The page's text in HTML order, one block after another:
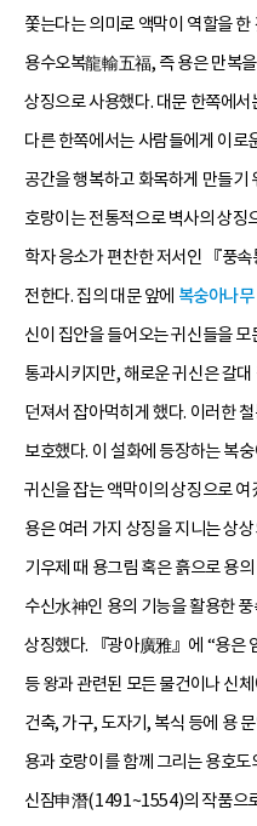
쫓는다는 의미로 액막이 역할을
용수오복龍輸五福, 즉 용은 만복
상징으로 사용했다. 대문 한쪽에
다른 한쪽에서는 사람들에게 이로
공간을 행복하고 화목하게 만들기
호랑이는 전통적으로 벽사의 상징
학자 응소가 편찬한 저서인 『풍
전한다. 집의 대문 앞에 복숭아나무
신이 집안을 들어오는 귀신들을
통과시키지만, 해로운 귀신은 갈
던져서 잡아먹히게 했다. 이러한
보호했다. 이 설화에 등장하는 복
귀신을 잡는 액막이의 상징으로 여
용은 여러 가지 상징을 지니는 상
기우제 때 용그림 혹은 흙으로 용
수신水神인 용의 기능을 활용한
상징했다. 『광아廣雅』에 “용은
등 왕과 관련된 모든 물건이나 신
건축, 가구, 도자기, 복식 등에 용
용과 호랑이를 함께 그리는 용호
신잠申潛(1491~1554)의 작품으